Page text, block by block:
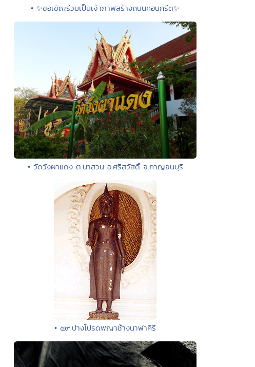
• ✨ขอเชิญร่วมเป็นเจ้าภาพสร้างถนนคอนกรีต✨
• วัดวังผาแดง ต.นาสวน อ.ศรีสวัสดิ์ จ.กาญจนบุรี
• ๕๙.ปางโปรดพญาช้างนาฬาคิรี